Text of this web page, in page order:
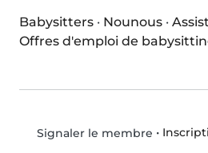
Babysitters · Nounous ·
Offres d'emploi de
Signaler le membre •